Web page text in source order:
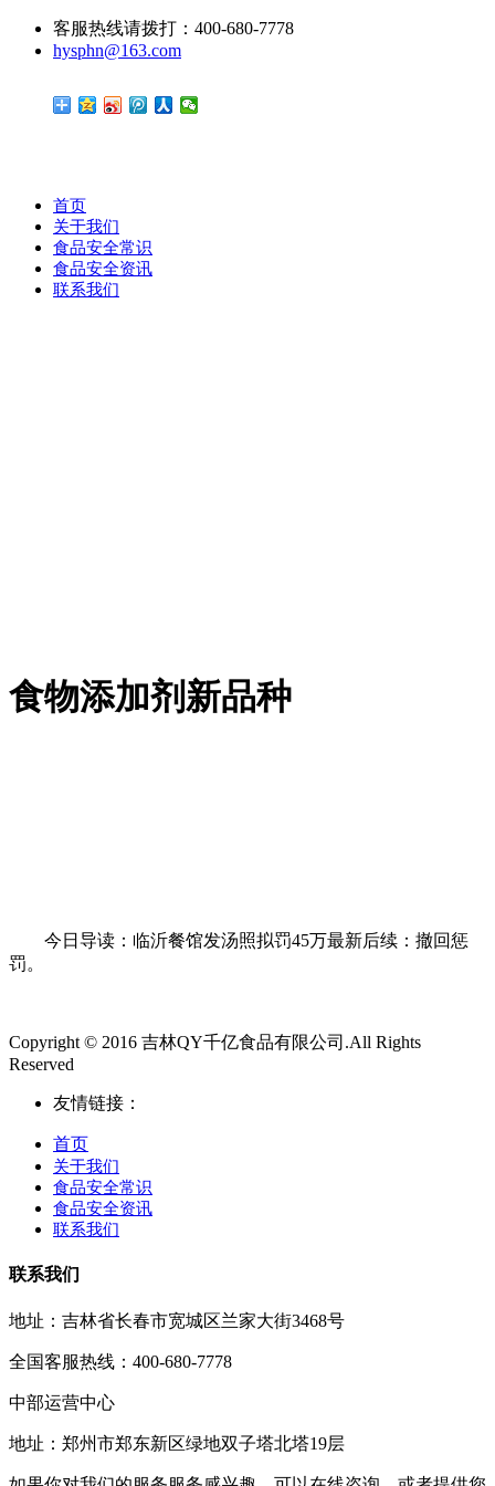
客服热线请拨打：400-680-7778
hysphn@163.com
首页
关于我们
食品安全常识
食品安全资讯
联系我们
食物添加剂新品种
今日导读：临沂餐馆发汤照拟罚45万最新后续：撤回惩
罚。
Copyright © 2016 吉林QY千亿食品有限公司.All Rights
Reserved
友情链接：
首页
关于我们
食品安全常识
食品安全资讯
联系我们
联系我们
地址：吉林省长春市宽城区兰家大街3468号
全国客服热线：400-680-7778
中部运营中心
地址：郑州市郑东新区绿地双子塔北塔19层